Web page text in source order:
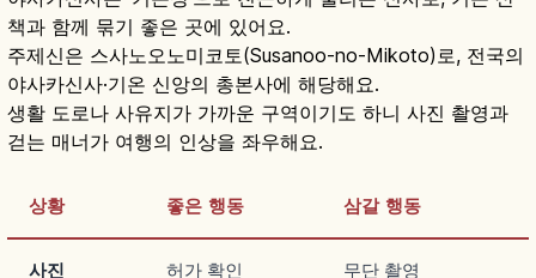
책과 함께 묶기 좋은 곳에 있어요.
주제신은 스사노오노미코토(Susanoo-no-Mikoto)로, 전국의
야사카신사·기온 신앙의 총본사에 해당해요.
생활 도로나 사유지가 가까운 구역이기도 하니 사진 촬영과
걷는 매너가 여행의 인상을 좌우해요.
상황 좋은 행동 삼갈 행동
사진 허가 확인 무단 촬영